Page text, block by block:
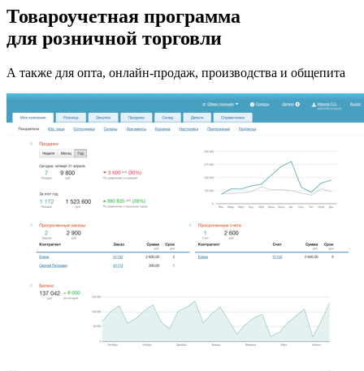
Товароучетная программа
для розничной торговли
А также для опта, онлайн-продаж, производства и общепита